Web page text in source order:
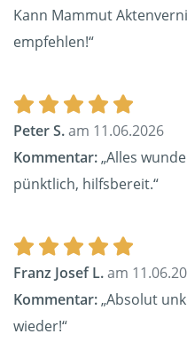
Kann Mammut
empfehlen!“
Peter S.am 11.06.2026
Kommentar:„Alles
pünktlich, hilfsbereit.“
Franz Josef L.am
Kommentar:„Absolut
wieder!“